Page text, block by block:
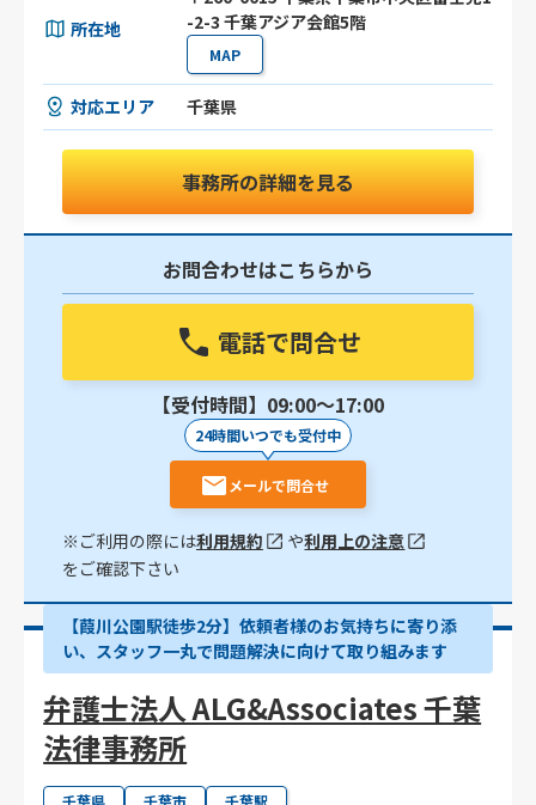
所在地
-2-3 千葉アジア会館5階
MAP
対応エリア 千葉県
事務所の詳細を見る
お問合わせはこちらから
電話で問合せ
【受付時間】09:00〜17:00
24時間いつでも受付中
メールで問合せ
※ご利用の際には利用規約 や利用上の注意
をご確認下さい
【葭川公園駅徒歩2分】依頼者様のお気持ちに寄り添
い、スタッフ一丸で問題解決に向けて取り組みます
弁護士法人 ALG&Associates 千葉
法律事務所
千葉県 千葉市 千葉駅